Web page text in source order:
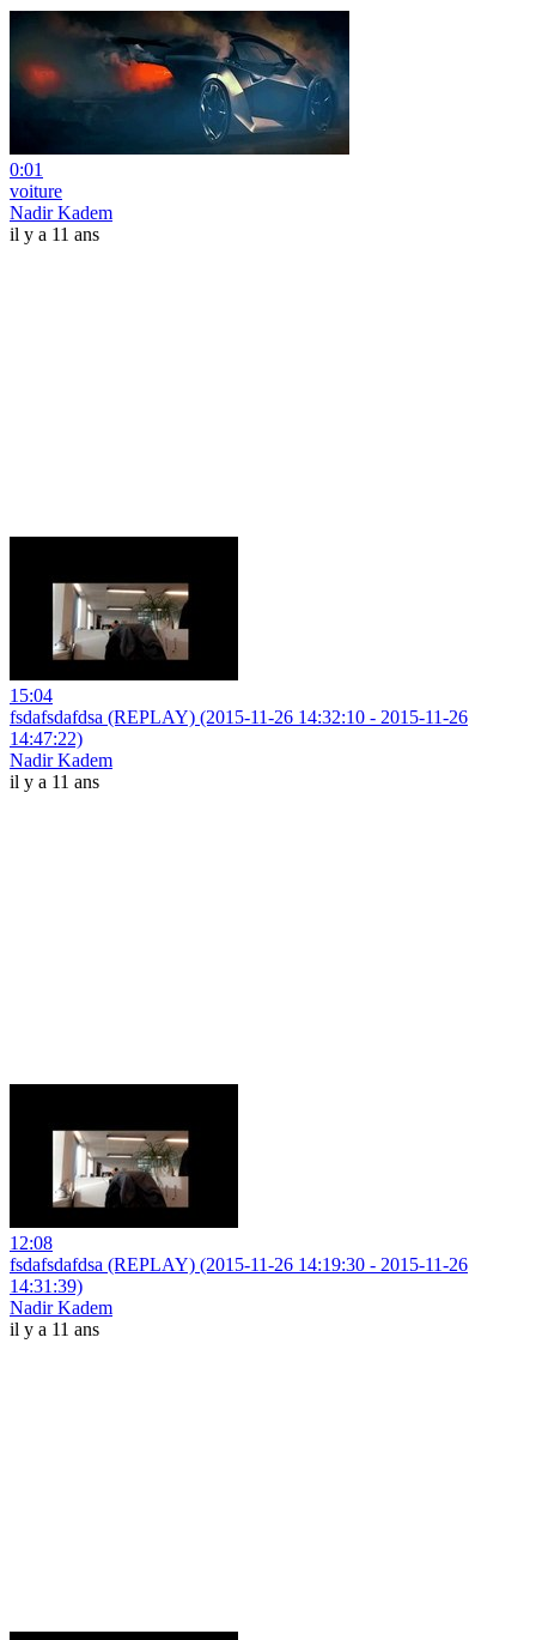
0:01
voiture
Nadir Kadem
il y a 11 ans
15:04
fsdafsdafdsa (REPLAY) (2015-11-26 14:32:10 - 2015-11-26
14:47:22)
Nadir Kadem
il y a 11 ans
12:08
fsdafsdafdsa (REPLAY) (2015-11-26 14:19:30 - 2015-11-26
14:31:39)
Nadir Kadem
il y a 11 ans